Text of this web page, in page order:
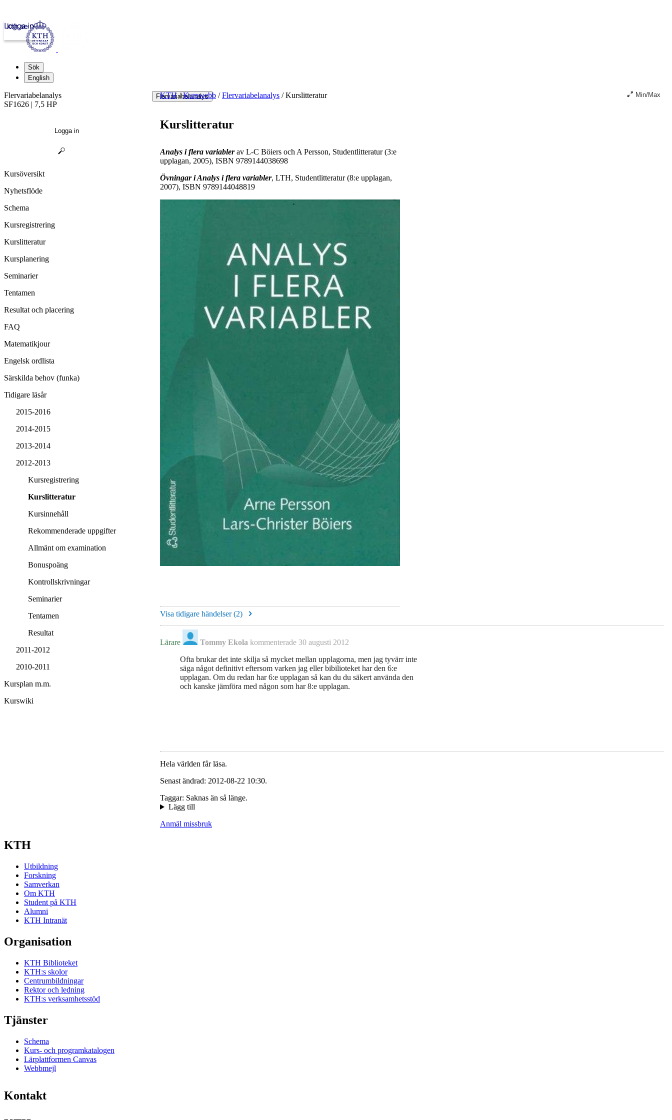
kth.se
Logga in
Sök
English
Flervariabelanalys
KTH / Kurswebb / Flervariabelanalys /Kurslitteratur Min/Max
Kurslitteratur
Analys i flera variablerav L-C Böiers och A Persson, Studentlitteratur (3:e
upplagan, 2005), ISBN 9789144038698
Övningar i Analys i flera variabler, LTH, Studentlitteratur (8:e upplagan,
2007), ISBN 9789144048819
Visa tidigare händelser (2)
Lärare Tommy Ekola kommenterade 30 augusti 2012
Ofta brukar det inte skilja så mycket mellan upplagorna, men jag tyvärr inte
säga något definitivt eftersom varken jag eller bibilioteket har den 6:e
upplagan. Om du redan har 6:e upplagan så kan du du säkert använda den
och kanske jämföra med någon som har 8:e upplagan.
Hela världen får läsa.
Senast ändrad: 2012-08-22 10:30.
Taggar: Saknas än så länge.
Lägg till
Anmäl missbruk
Flervariabelanalys
SF1626 | 7,5 HP
Logga in
Kursöversikt
Nyhetsflöde
Schema
Kursregistrering
Kurslitteratur
Kursplanering
Seminarier
Tentamen
Resultat och placering
FAQ
Matematikjour
Engelsk ordlista
Särskilda behov (funka)
Tidigare läsår
2015-2016
2014-2015
2013-2014
2012-2013
Kursregistrering
Kurslitteratur
Kursinnehåll
Rekommenderade uppgifter
Allmänt om examination
Bonuspoäng
Kontrollskrivningar
Seminarier
Tentamen
Resultat
2011-2012
2010-2011
Kursplan m.m.
Kurswiki
KTH
Utbildning
Forskning
Samverkan
Om KTH
Student på KTH
Alumni
KTH Intranät
Organisation
KTH Biblioteket
KTH:s skolor
Centrumbildningar
Rektor och ledning
KTH:s verksamhetsstöd
Tjänster
Schema
Kurs- och programkatalogen
Lärplattformen Canvas
Webbmejl
Kontakt